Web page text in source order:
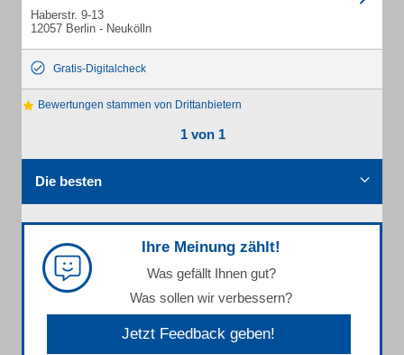
Haberstr. 9-13
12057 Berlin - Neukölln
Gratis-Digitalcheck
Bewertungen stammen von Drittanbietern
1 von 1
Die besten
Ihre Meinung zählt!
Was gefällt Ihnen gut?
Was sollen wir verbessern?
Jetzt Feedback geben!